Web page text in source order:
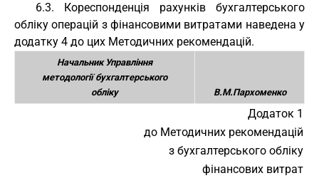
6.3. Кореспонденція рахунків бухгалтерського
обліку операцій з фінансовими витратами наведена у
додатку 4 до цих Методичних рекомендацій.
Начальник Управління
методології бухгалтерського
обліку
В.М.Пархоменко
Додаток 1
до Методичних рекомендацій
з бухгалтерського обліку
фінансових витрат